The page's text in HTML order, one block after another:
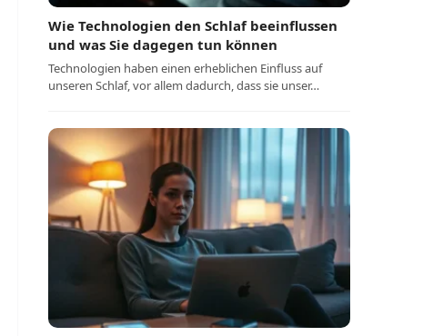
Wie Technologien den Schlaf beeinflussen
und was Sie dagegen tun können
Technologien haben einen erheblichen Einfluss auf
unseren Schlaf, vor allem dadurch, dass sie unser…